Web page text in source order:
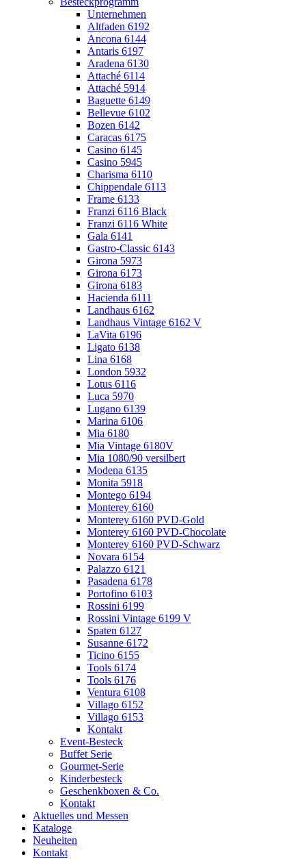
Unternehmen
Altfaden 6192
Ancona 6144
Antaris 6197
Aradena 6130
Attaché 6114
Attaché 5914
Baguette 6149
Bellevue 6102
Bozen 6142
Caracas 6175
Casino 6145
Casino 5945
Charisma 6110
Chippendale 6113
Frame 6133
Franzi 6116 Black
Franzi 6116 White
Gala 6141
Gastro-Classic 6143
Girona 5973
Girona 6173
Girona 6183
Hacienda 6111
Landhaus 6162
Landhaus Vintage 6162 V
LaVita 6196
Ligato 6138
Lina 6168
London 5932
Lotus 6116
Luca 5970
Lugano 6139
Marina 6106
Mia 6180
Mia Vintage 6180V
Mia 1080/90 versilbert
Modena 6135
Monita 5918
Montego 6194
Monterey 6160
Monterey 6160 PVD-Gold
Monterey 6160 PVD-Chocolate
Monterey 6160 PVD-Schwarz
Novara 6154
Palazzo 6121
Pasadena 6178
Portofino 6103
Rossini 6199
Rossini Vintage 6199 V
Spaten 6127
Susanne 6172
Ticino 6155
Tools 6174
Tools 6176
Ventura 6108
Villago 6152
Villago 6153
Kontakt
Event-Besteck
Buffet Serie
Gourmet-Serie
Kinderbesteck
Geschenkboxen & Co.
Kontakt
Aktuelles und Messen
Kataloge
Neuheiten
Kontakt